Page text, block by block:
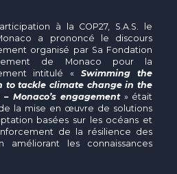
à la COP27, S.A.S. le
a prononcé le discours
organisé par Sa Fondation
de Monaco pour la
intitulé « Swimming the
to tackle climate change in the
Monaco’s engagement» était
la mise en œuvre de solutions
basées sur les océans et
de la résilience des
améliorant les connaissances